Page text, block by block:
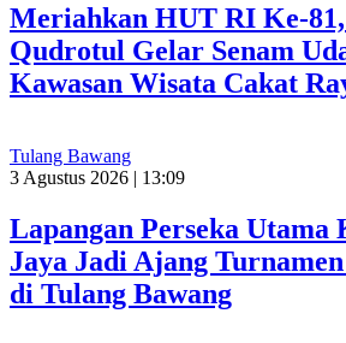
Meriahkan HUT RI Ke-
Qudrotul Gelar Senam
Kawasan Wisata Cakat
Tulang Bawang
3 Agustus 2026 | 13:09
Lapangan Perseka Utama
Jaya Jadi Ajang
di Tulang Bawang